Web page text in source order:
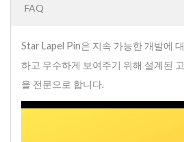
FAQ
Star Lapel Pin은 지속 가능한 개발에
하고 우수하게 보여주기 위해 설계된
을 전문으로 합니다.